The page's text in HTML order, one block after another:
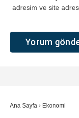
adresim ve site
Ana Sayfa › Ekonomi